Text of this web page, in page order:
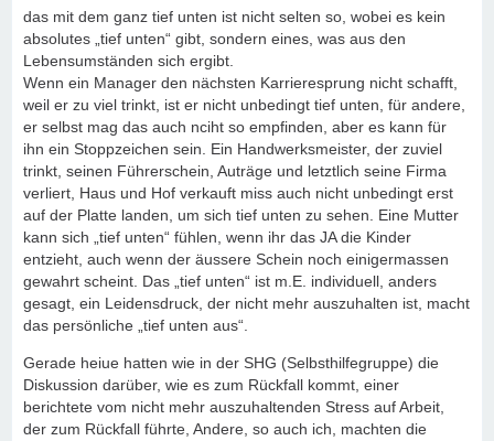
das mit dem ganz tief unten ist nicht selten so, wobei es kein
absolutes „tief unten“ gibt, sondern eines, was aus den
Lebensumständen sich ergibt.
Wenn ein Manager den nächsten Karrieresprung nicht schafft,
weil er zu viel trinkt, ist er nicht unbedingt tief unten, für andere,
er selbst mag das auch nciht so empfinden, aber es kann für
ihn ein Stoppzeichen sein. Ein Handwerksmeister, der zuviel
trinkt, seinen Führerschein, Auträge und letztlich seine Firma
verliert, Haus und Hof verkauft miss auch nicht unbedingt erst
auf der Platte landen, um sich tief unten zu sehen. Eine Mutter
kann sich „tief unten“ fühlen, wenn ihr das JA die Kinder
entzieht, auch wenn der äussere Schein noch einigermassen
gewahrt scheint. Das „tief unten“ ist m.E. individuell, anders
gesagt, ein Leidensdruck, der nicht mehr auszuhalten ist, macht
das persönliche „tief unten aus“.
Gerade heiue hatten wie in der SHG (Selbsthilfegruppe) die
Diskussion darüber, wie es zum Rückfall kommt, einer
berichtete vom nicht mehr auszuhaltenden Stress auf Arbeit,
der zum Rückfall führte, Andere, so auch ich, machten die